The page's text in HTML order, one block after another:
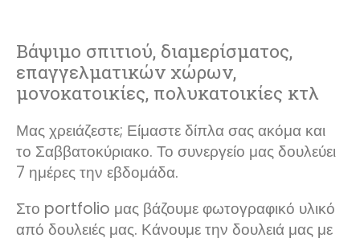
Βάψιμο σπιτιού, διαμερίσματος,
επαγγελματικών χώρων,
μονοκατοικίες, πολυκατοικίες κτλ
Μας χρειάζεστε; Είμαστε δίπλα σας ακόμα και
το Σαββατοκύριακο. Το συνεργείο μας δουλεύει
7 ημέρες την εβδομάδα.
Στο portfolio μας βάζουμε φωτογραφικό υλικό
από δουλειές μας. Κάνουμε την δουλειά μας με